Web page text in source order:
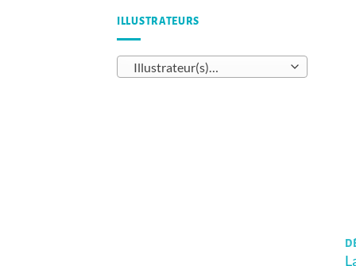
ILLUSTRATEURS
Illustrateur(s)…